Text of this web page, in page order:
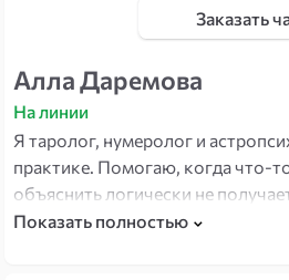
Заказать
Алла Даремова
На линии
Я таролог, нумеролог и
практике. Помогаю, когда что-
объяснить логически не
редкое в моей работе: три
Показать полностью